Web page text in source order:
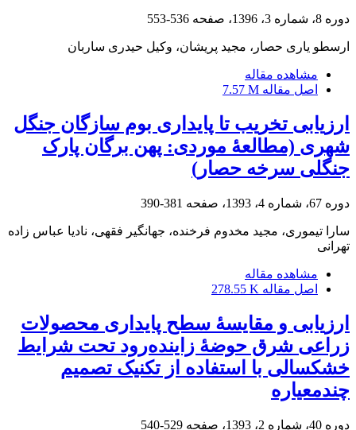
دوره 8، شماره 3، 1396، صفحه 536-553
ارسطو یاری حصار، مجید پریشان، وکیل حیدری ساربان
مشاهده مقاله
اصل مقاله 7.57 M
ارزیابی تخریب تا پایداری بوم‏ سازگان جنگل
شهری (مطالعۀ موردی: پهن ‏برگان پارک
جنگلی سرخه‏ حصار)
دوره 67، شماره 4، 1393، صفحه 381-390
سارا تیموری، مجید مخدوم فرخنده، جهانگیر فقهی، نادیا عباس زاده
تهرانی
مشاهده مقاله
اصل مقاله 278.55 K
ارزیابی و مقایسۀ سطح پایداری محصولات
زراعی شرق حوضۀ زاینده‌رود تحت شرایط
خشکسالی با استفاده از تکنیک تصمیم
چندمعیاره
دوره 40، شماره 2، 1393، صفحه 529-540